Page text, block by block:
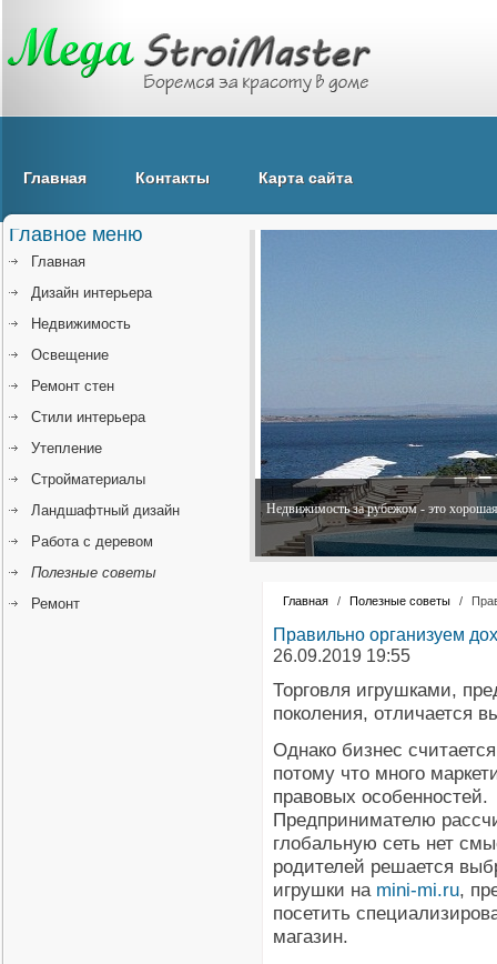
Главная Контакты Карта сайта
Недвижимость за рубежом - это
Главная / Полезные советы /
Правильно организуем
26.09.2019 19:55
Торговля игрушками,
поколения, отличается
Однако бизнес
потому что много
правовых особенностей.
Предпринимателю
глобальную сеть нет
родителей решается
игрушки на mini-mi.ru,
посетить
магазин.
Главное меню
Главная
Дизайн интерьера
Недвижимость
Освещение
Ремонт стен
Стили интерьера
Утепление
Стройматериалы
Ландшафтный дизайн
Работа с деревом
Полезные советы
Ремонт